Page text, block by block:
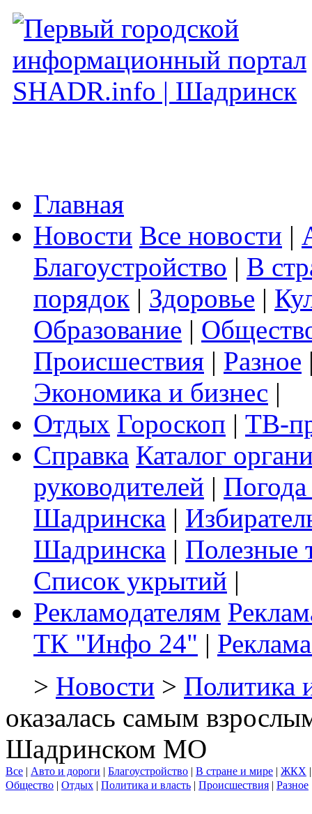
Главная
Новости Все новости |
Благоустройство | В
порядок | Здоровье |
Образование |
Происшествия | Разное
Экономика и бизнес |
Отдых Гороскоп | ТВ-
Справка Каталог
руководителей |
Шадринска |
Шадринска | Полезные
Список укрытий |
Рекламодателям
ТК "Инфо 24" |
> Новости > Политика
оказалась самым
Шадринском МО
Все | Авто и дороги | Благоустройство | В стране и мире | ЖКХ
Общество | Отдых | Политика и власть | Происшествия | Разное